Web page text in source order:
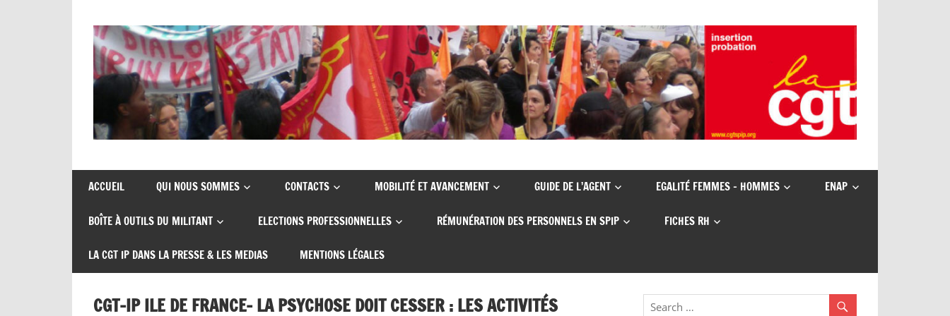
CGT
insertion
probation
de
syndicats
insertion
ACCUEIL QUI NOUS SOMMES CONTACTS MOBILITÉ ET AVANCEMENT GUIDE DE L’AGENT EGALITÉ FEMMES – HOMMES ENAP
BOÎTE À OUTILS DU MILITANT ELECTIONS PROFESSIONNELLES RÉMUNÉRATION DES PERSONNELS EN SPIP FICHES RH
LA CGT IP DANS LA PRESSE & LES MEDIAS MENTIONS LÉGALES
CGT-IP ILE DE FRANCE- LA PSYCHOSE DOIT CESSER : LES ACTIVITÉS